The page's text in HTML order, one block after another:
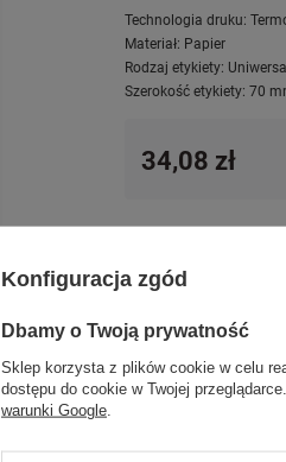
Technologia druku:
Materiał: Papier
Rodzaj etykiety:
Szerokość etykiety: 70
34,08 zł
Konfiguracja zgód
Dbamy o Twoją prywatność
Sklep korzysta z plików cookie w celu
dostępu do cookie w Twojej
warunki Google